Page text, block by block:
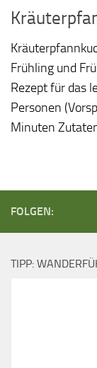
Frühling und
Rezept für das
Personen
Minuten
FOLGEN:
TIPP: